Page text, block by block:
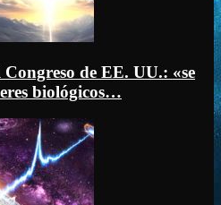
Congreso de EE. UU.: «se
biológicos…